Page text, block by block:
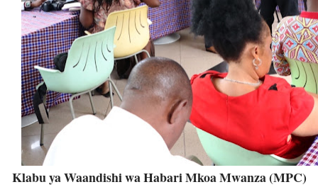
Klabu ya Waandishi wa Habari Mkoa Mwanza (MPC)